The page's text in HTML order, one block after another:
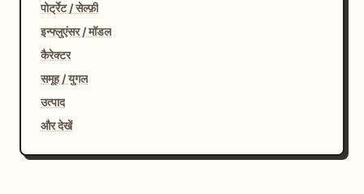
पोर्ट्रेट / सेल्फ़ी
इन्फ्लुएंसर / मॉडल
कैरेक्टर
समूह / युगल
उत्पाद
और देखें